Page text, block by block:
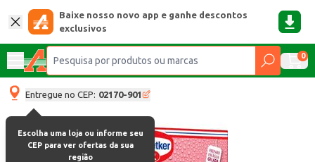
Baixe nosso novo app e ganhe descontos
exclusivos
0
Entregue no CEP: 02170-901
Escolha uma loja ou informe seu
CEP para ver ofertas da sua
região